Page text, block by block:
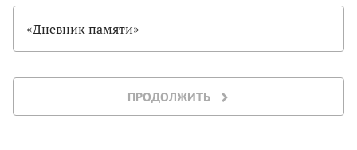
«Дневник памяти»
ПРОДОЛЖИТЬ